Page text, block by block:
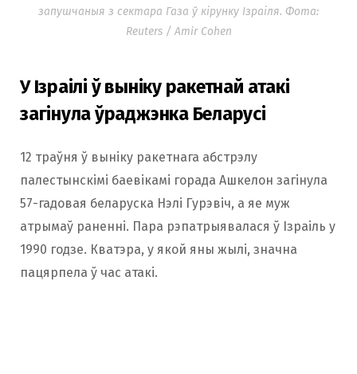
запушчаныя з сектара Газа ў кірунку Ізраіля. Фота:
Reuters / Amir Cohen
У Ізраілі ў выніку ракетнай атакі
загінула ўраджэнка Беларусі
12 траўня ў выніку ракетнага абстрэлу
палестынскімі баевікамі горада Ашкелон загінула
57-гадовая беларуска Нэлі Гурэвіч, а яе муж
атрымаў раненні. Пара рэпатрыявалася ў Ізраіль у
1990 годзе. Кватэра, у якой яны жылі, значна
пацярпела ў час атакі.